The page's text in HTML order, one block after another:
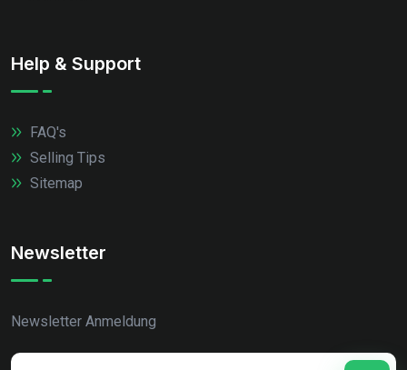
Help & Support
FAQ's
Selling Tips
Sitemap
Newsletter
Newsletter Anmeldung